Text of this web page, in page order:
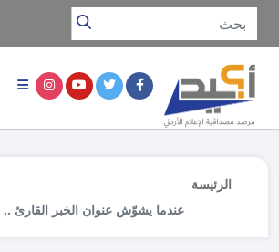
الرئيسة
عندما يشوّش عنوان الخبر القارئ